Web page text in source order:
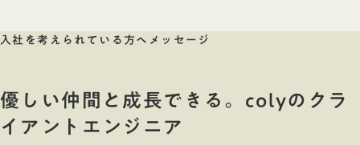
入社を考えられている方へメッセージ
優しい仲間と成長できる。colyのクラ
イアントエンジニア